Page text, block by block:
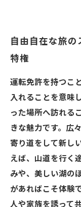
自由自在な旅
特権
運転免許を持つこ
入れることを意味
った場所へ訪れる
きな魅力です。広
寄り道をして新し
えば、山道を行く
みや、美しい湖の
があればこそ体験
人や家族を誘って